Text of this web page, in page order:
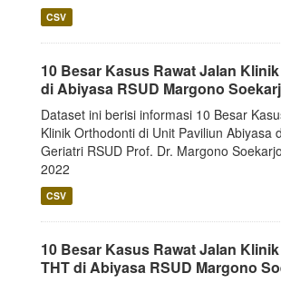
CSV
10 Besar Kasus Rawat Jalan
di Abiyasa RSUD Margono
Dataset ini berisi informasi 10 Besar
Klinik Orthodonti di Unit Paviliun Abiyasa
Geriatri RSUD Prof. Dr. Margono
2022
CSV
10 Besar Kasus Rawat Jalan
THT di Abiyasa RSUD Margono